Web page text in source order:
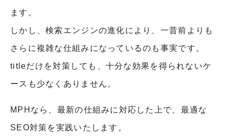
ます。
しかし、検索エンジンの進化により、一昔前よりも
さらに複雑な仕組みになっているのも事実です。
titleだけを対策しても、十分な効果を得られないケ
ースも少なくありません。
MPHなら、最新の仕組みに対応した上で、最適な
SEO対策を実践いたします。